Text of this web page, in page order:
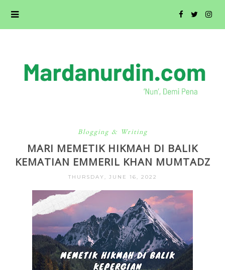
Blogging & Writing
MARI MEMETIK HIKMAH DI BALIK
KEMATIAN EMMERIL KHAN MUMTADZ
THURSDAY, JUNE 16, 2022